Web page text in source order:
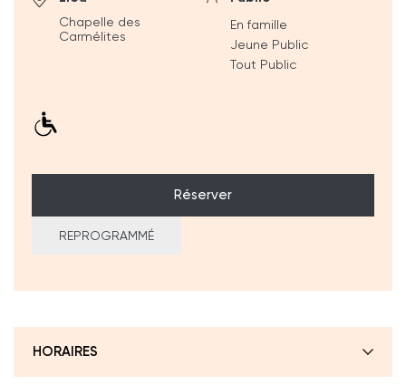
Chapelle des
Carmélites
En famille
Jeune Public
Tout Public
Réserver
REPROGRAMMÉ
HORAIRES